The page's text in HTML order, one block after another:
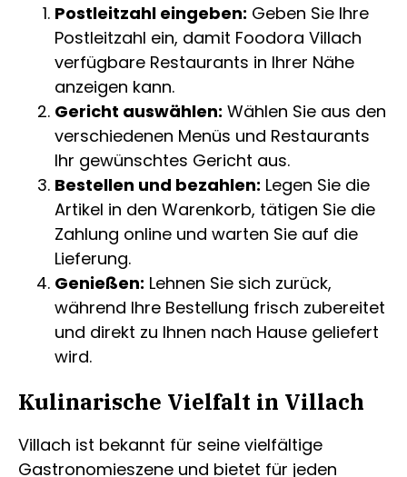
Postleitzahl eingeben: Geben Sie Ihre
Postleitzahl ein, damit Foodora Villach
verfügbare Restaurants in Ihrer Nähe
anzeigen kann.
Gericht auswählen: Wählen Sie aus den
verschiedenen Menüs und Restaurants
Ihr gewünschtes Gericht aus.
Bestellen und bezahlen: Legen Sie die
Artikel in den Warenkorb, tätigen Sie die
Zahlung online und warten Sie auf die
Lieferung.
Genießen: Lehnen Sie sich zurück,
während Ihre Bestellung frisch zubereitet
und direkt zu Ihnen nach Hause geliefert
wird.
Kulinarische Vielfalt in Villach
Villach ist bekannt für seine vielfältige
Gastronomieszene und bietet für jeden